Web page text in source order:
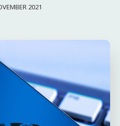
2021